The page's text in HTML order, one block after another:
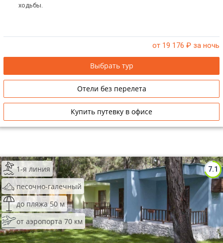
ходьбы.
от 19 176 ₽ за ночь
Выбрать тур
Отели без перелета
Купить путевку в офисе
7.1
1-я линия
песочно-галечный
до пляжа 50 м
от аэропорта 70 км
Сетевые отели Бали